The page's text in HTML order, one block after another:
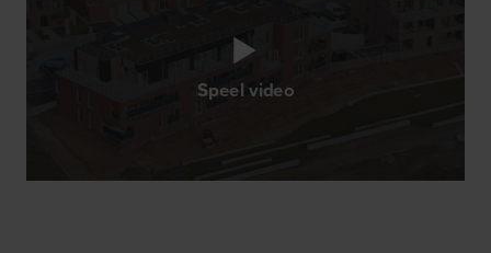
Speel video